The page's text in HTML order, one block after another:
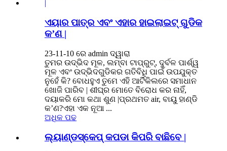
ଏୟାର ପାତ୍ର ଏବଂ ଏହାର ହାଇଲାଇଟ୍ ଗୁଡିକ
କ’ଣ |
23-11-10 ରେ admin ଦ୍ୱାରା
ତୁମର ଉଦ୍ଭିଦ ମୂଳ, ଲମ୍ବା ଟାପ୍ରୁଟ୍, ଦୁର୍ବଳ ପାର୍ଶ୍ୱ
ମୂଳ ଏବଂ ଉଦ୍ଭିଦଗୁଡିକର ଗତିବିଧି ପାଇଁ ଉପଯୁକ୍ତ
ନୁହେଁ କି? ବୋଧହୁଏ ତୁମେ ଏହି ଆର୍ଟିକିଲରେ ସମାଧାନ
ଖୋଜି ପାରିବ | ଶୀଘ୍ର ମୋତେ ବିରୋଧ କର ନାହିଁ,
ଦୟାକରି ମୋ କଥା ଶୁଣ |ପ୍ରଥମତ air, ବାୟୁ ହାଣ୍ଡି
କ’ଣ?ଏହା ଏକ ନୂଆ ...
ଅଧିକ ପଢ
ଲ୍ୟାଣ୍ଡସ୍କେପ୍ କପଡା କିପରି ବାଛିବେ |